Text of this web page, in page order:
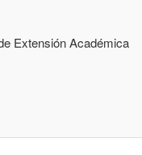
Extensión Académica